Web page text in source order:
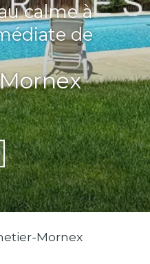
calme à
de
Mornex